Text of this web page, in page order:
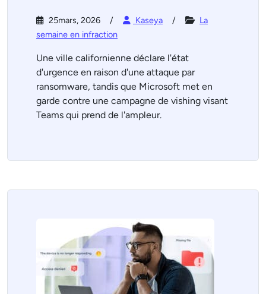
25mars, 2026 Kaseya
La
semaine en infraction
Une ville californienne déclare l'état
d'urgence en raison d'une attaque par
ransomware, tandis que Microsoft met en
garde contre une campagne de vishing visant
Teams qui prend de l'ampleur.